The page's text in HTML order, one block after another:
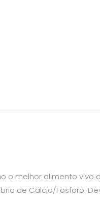
o melhor alimento vivo
de Cálcio/Fosforo.